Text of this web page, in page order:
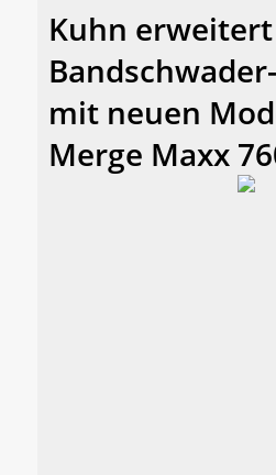
Kuhn erweitert
mit neuen
Merge Maxx